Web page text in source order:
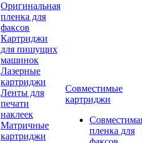
Оригинальная
пленка для
факсов
Картриджи
для пишущих
машинок
Лазерные
картриджи
Ленты для
печати
наклеек
Матричные
картриджи
Совместимые
картриджи
пленка для